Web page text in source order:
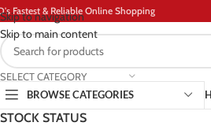
Skip to navigation
Skip to main content
Fastest & Reliable Online Shopping
SELECT CATEGORY
BROWSE CATEGORIES
STOCK STATUS